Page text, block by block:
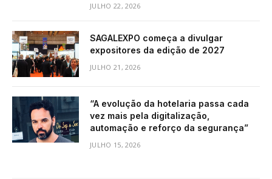
JULHO 22, 2026
SAGALEXPO começa a divulgar
expositores da edição de 2027
JULHO 21, 2026
“A evolução da hotelaria passa cada
vez mais pela digitalização,
automação e reforço da segurança”
JULHO 15, 2026